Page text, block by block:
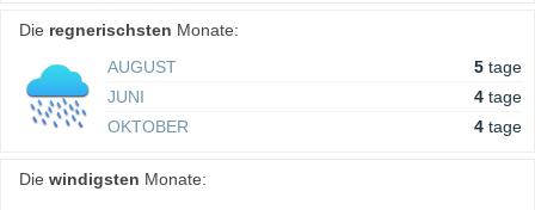
Die regnerischsten Monate:
AUGUST
5 tage
JUNI
4 tage
OKTOBER
4 tage
Die windigsten Monate: